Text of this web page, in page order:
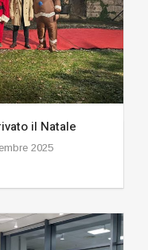
il Natale
2025